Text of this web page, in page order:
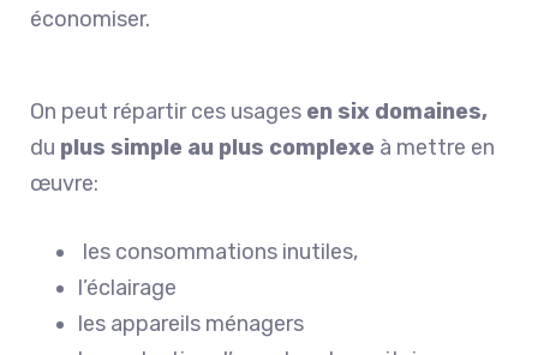
économiser.
On peut répartir ces usages en six domaines,
du plus simple au plus complexe à mettre en
œuvre:
les consommations inutiles,
l’éclairage
les appareils ménagers